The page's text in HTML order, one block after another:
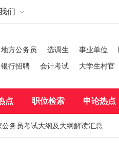
们
地方公务员 选调生 事业单位
银行招聘
会计考试 大学生村官
点 职位检索 申论热点
务员考试大纲及大纲解读汇总